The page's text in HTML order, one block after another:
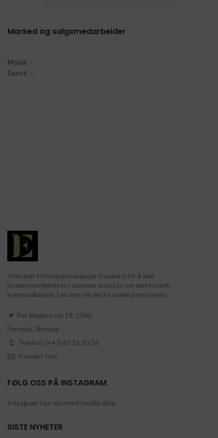
Marked og salgsmedarbeider
Mobil: –
Epost: –
Vi bruker informasjonskapsler (cookies) for å øke
brukervennligheten i samsvar med Lov om elektronisk
kommunikasjon. Les mer om dette under personvern.
Per Waalers vei 19, 1360
Fornebu, Norway
Telefon: (+47) 67 15 50 36
Kontakt Oss
FØLG OSS PÅ INSTAGRAM
Instagram has returned invalid data.
SISTE NYHETER